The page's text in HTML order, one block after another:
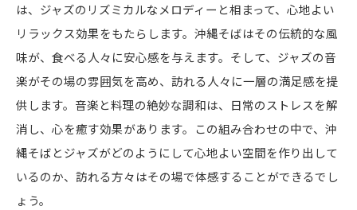
は、ジャズのリズミカルなメロディーと相まって、心地よい
リラックス効果をもたらします。沖縄そばはその伝統的な風
味が、食べる人々に安心感を与えます。そして、ジャズの音
楽がその場の雰囲気を高め、訪れる人々に一層の満足感を提
供します。音楽と料理の絶妙な調和は、日常のストレスを解
消し、心を癒す効果があります。この組み合わせの中で、沖
縄そばとジャズがどのようにして心地よい空間を作り出して
いるのか、訪れる方々はその場で体感することができるでし
ょう。